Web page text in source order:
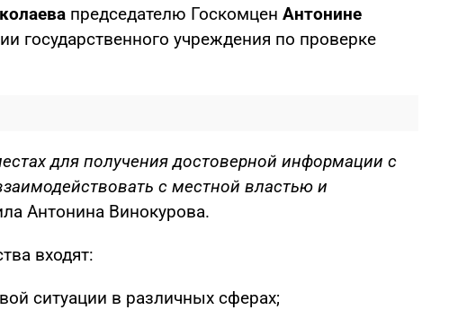
председателю Госкомцен Антонине
государственного учреждения по проверке
для получения достоверной информации с
с местной властью и
Антонина Винокурова.
входят:
ситуации в различных сферах;